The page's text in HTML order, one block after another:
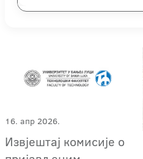
16. апр 2026.
Извјештај комисије о